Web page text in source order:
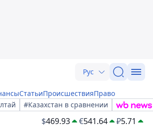
Рус
СтатьиПроисшествияПраво
#Казахстан в сравнении
$469.93 €541.64 ₽5.71